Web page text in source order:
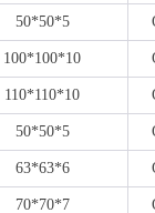
50*50*5
100*100*10
110*110*10
50*50*5
63*63*6
70*70*7